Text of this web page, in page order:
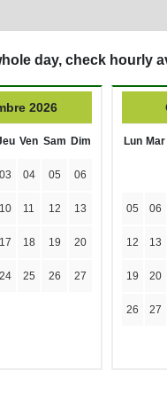
day, check hourly
2026
Ven Sam Dim
03 04 05 06
10 11 12 13
17 18 19 20
24 25 26 27
Lun Mar
05 06
12 13
19 20
26 27